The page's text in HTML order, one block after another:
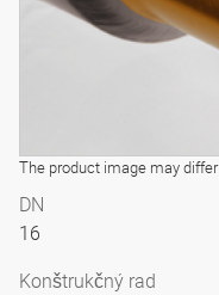
The product image may differ
DN
16
Konštrukčný rad